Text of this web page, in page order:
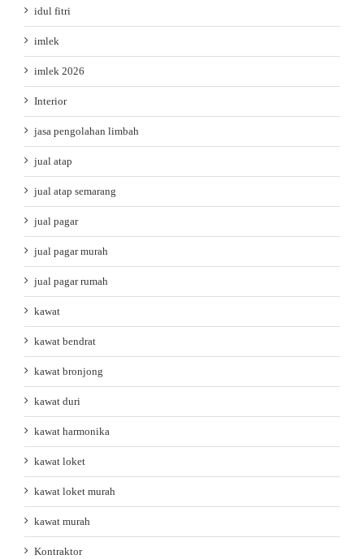
idul fitri
imlek
imlek 2026
Interior
jasa pengolahan limbah
jual atap
jual atap semarang
jual pagar
jual pagar murah
jual pagar rumah
kawat
kawat bendrat
kawat bronjong
kawat duri
kawat harmonika
kawat loket
kawat loket murah
kawat murah
Kontraktor